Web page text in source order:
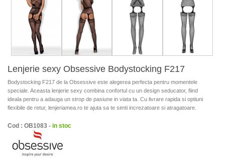
Lenjerie sexy Obsessive Bodystocking F217
Bodystocking F217 de la Obsessive este alegerea perfecta pentru momentele
speciale. Aceasta lenjerie sexy combina confortul cu un design seducator, fiind
ideala pentru a adauga un strop de pasiune in viata ta. Cu livrare rapida si optiuni
flexibile de retur, lenjeriamea.ro te ajuta sa te simti increzatoare si atragatoare.
Cod : OB1083 - in stoc